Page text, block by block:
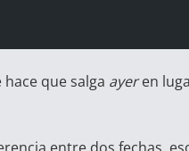
hace que salga ayeren